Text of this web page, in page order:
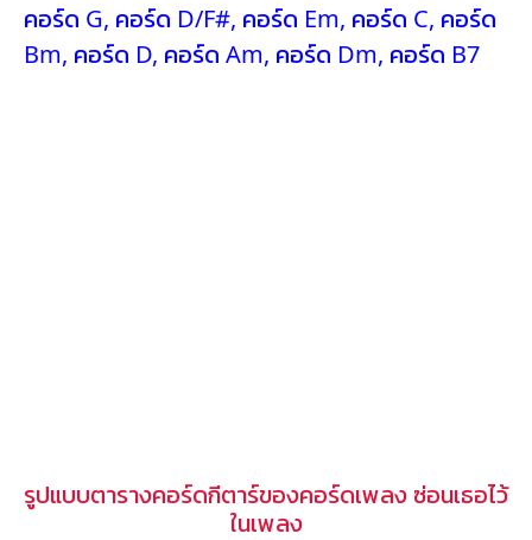
คอร์ด G, คอร์ด D/F#, คอร์ด Em, คอร์ด C, คอร์ด
Bm, คอร์ด D, คอร์ด Am, คอร์ด Dm, คอร์ด B7
รูปแบบตารางคอร์ดกีตาร์ของคอร์ดเพลง ซ่อนเธอไว้
ในเพลง